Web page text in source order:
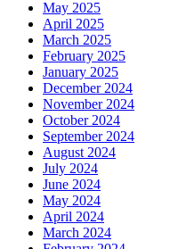
May 2025
April 2025
March 2025
February 2025
January 2025
December 2024
November 2024
October 2024
September 2024
August 2024
July 2024
June 2024
May 2024
April 2024
March 2024